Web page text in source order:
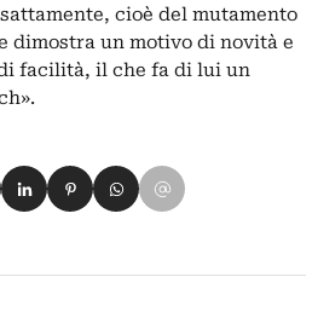
cioè del mutamento
dimostra un motivo di novità e
facilità, il che fa di lui un
Facebook
su X
Condividi su LinkedIn
Condividi su Pinterest
Condividi su WhatsApp
Condividi su Email